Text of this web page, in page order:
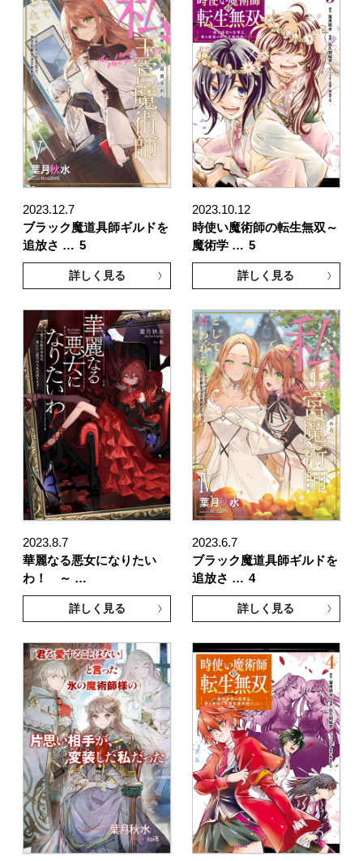
2023.12.7
ブラック魔道具師ギルドを
追放さ … 5
詳しく見る
2023.10.12
時使い魔術師の転生無双～
魔術学 … 5
詳しく見る
2023.8.7
華麗なる悪女になりたい
わ！ ～ …
詳しく見る
2023.6.7
ブラック魔道具師ギルドを
追放さ … 4
詳しく見る